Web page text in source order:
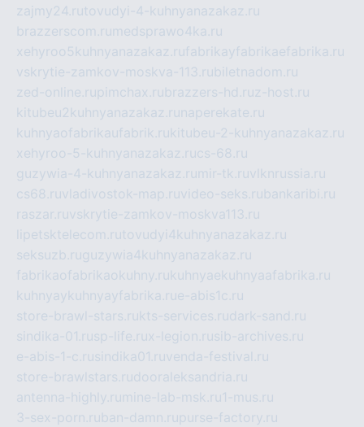
zajmy24.rutovudyi-4-kuhnyanazakaz.ru
brazzerscom.ru medsprawo4ka.ru
xehyroo5kuhnyanazakaz.rufabrikayfabrikaefabrika.ru
vskrytie-zamkov-moskva-113.rubiletnadom.ru
zed-online.rupimchax.rubrazzers-hd.ruz-host.ru
kitubeu2kuhnyanazakaz.ru naperekate.ru
kuhnyaofabrikaufabrik.rukitubeu-2-kuhnyanazakaz.ru
xehyroo-5-kuhnyanazakaz.rucs-68.ru
guzywia-4-kuhnyanazakaz.ru mir-tk.ruvlknrussia.ru
cs68.ruvladivostok-map.ruvideo-seks.rubankaribi.ru
raszar.ruvskrytie-zamkov-moskva113.ru
lipetsktelecom.rutovudyi4kuhnyanazakaz.ru
seksuzb.ruguzywia4kuhnyanazakaz.ru
fabrikaofabrikaokuhny.rukuhnyaekuhnyaafabrika.ru
kuhnyaykuhnyayfabrika.rue-abis1c.ru
store-brawl-stars.rukts-services.rudark-sand.ru
sindika-01.rusp-life.rux-legion.rusib-archives.ru
e-abis-1-c.rusindika01.ruvenda-festival.ru
store-brawlstars.rudooraleksandria.ru
antenna-highly.ru mine-lab-msk.ru1-mus.ru
3-sex-porn.ruban-damn.rupurse-factory.ru